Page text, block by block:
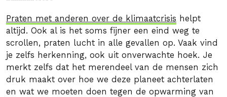
Praten met anderen over de klimaatcrisis helpt
altijd. Ook al is het soms fijner een eind weg te
scrollen, praten lucht in alle gevallen op. Vaak vind
je zelfs herkenning, ook uit onverwachte hoek. Je
merkt zelfs dat het merendeel van de mensen zich
druk maakt over hoe we deze planeet achterlaten
en wat we moeten doen tegen de opwarming van